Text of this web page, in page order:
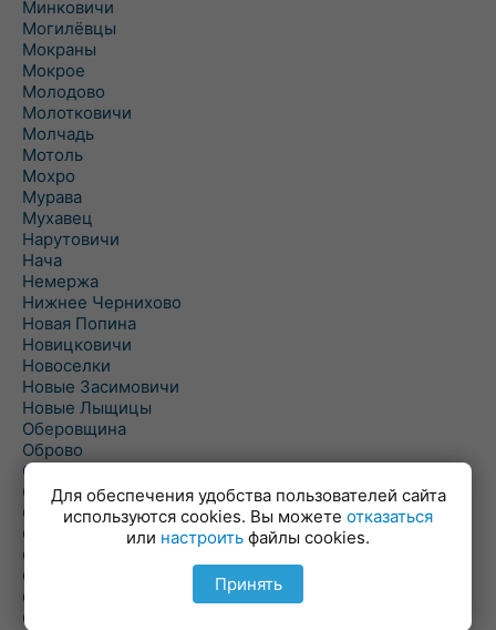
Минковичи
Могилёвцы
Мокраны
Мокрое
Молодово
Молотковичи
Молчадь
Мотоль
Мохро
Мурава
Мухавец
Нарутовичи
Нача
Немержа
Нижнее Чернихово
Новая Попина
Новицковичи
Новоселки
Новые Засимовичи
Новые Лыщицы
Оберовщина
Оброво
Огаревичи
Одрижин
Оздамичи
Озяты
Олтуш
Ольманы
Ольпень
Ольшаны
Для обеспечения удобства пользователей сайта
используются cookies. Вы можете отказаться
или настроить файлы cookies.
Принять